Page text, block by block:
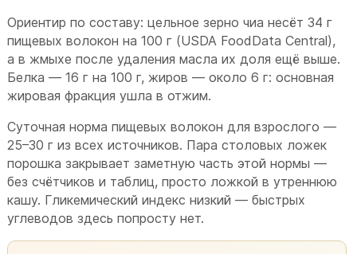
Ориентир по составу: цельное зерно чиа несёт 34 г
пищевых волокон на 100 г (USDA FoodData Central),
а в жмыхе после удаления масла их доля ещё выше.
Белка — 16 г на 100 г, жиров — около 6 г: основная
жировая фракция ушла в отжим.
Суточная норма пищевых волокон для взрослого —
25–30 г из всех источников. Пара столовых ложек
порошка закрывает заметную часть этой нормы —
без счётчиков и таблиц, просто ложкой в утреннюю
кашу. Гликемический индекс низкий — быстрых
углеводов здесь попросту нет.